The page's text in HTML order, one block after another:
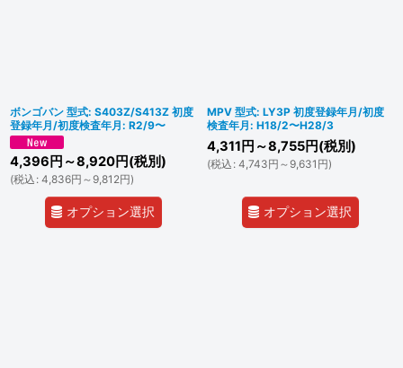
ボンゴバン 型式: S403Z/S413Z 初度
登録年月/初度検査年月: R2/9〜
4,396 円 ～8,920円(税別)
(税込 : 4,836円 ～9,812円)
オプション選択
MPV 型式: LY3P 初度登録年月/初度
検査年月: H18/2〜H28/3
4,311 円 ～8,755円(税別)
(税込 : 4,743円 ～9,631 円)
オプション選択